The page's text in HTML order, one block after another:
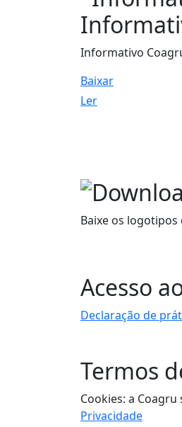
Informativo
Baixar
Ler
Baixe os logotipos
Acesso
Declaração de
Termos
Cookies: a
Privacidade